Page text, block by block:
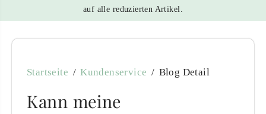
auf alle reduzierten Artikel.
Startseite Kundenservice Blog Detail
Kann meine